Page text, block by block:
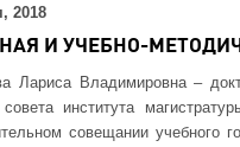
2018
И УЧЕБНО-
Лариса Владимировна –
института
совещании учебного